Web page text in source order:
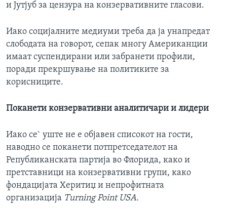
и Јутјуб за цензура на конзервативните гласови.
Иако социјалните медиуми треба да ја унапредат
слободата на говорот, сепак многу Американции
имаат суспендирани или забранети профили,
поради прекршување на политиките за
корисниците.
Поканети конзервативни аналитичари и лидери
Иако се` уште не е објавен списокот на гости,
наводно се поканети потпретседателот на
Републиканската партија во Флорида, како и
претставници на конзервативни групи, како
фондацијата Херитиџ и непрофитната
организација Turning Point USA.